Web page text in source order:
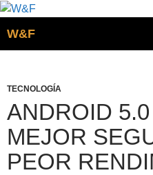
W&F
TECNOLOGÍA
ANDROID
MEJOR
PEOR